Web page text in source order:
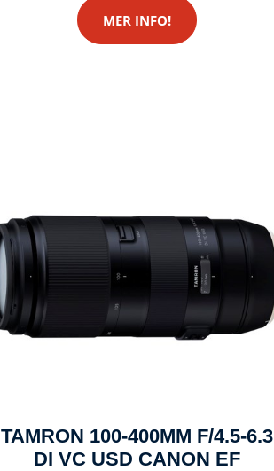
MER INFO!
TAMRON 100-400MM F/4.5-6.3
DI VC USD CANON EF